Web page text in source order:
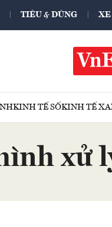
TIÊU & DÙNG XE
KINH TẾ SỐKINH TẾ
xử